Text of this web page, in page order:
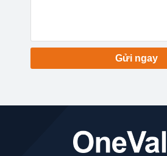
Gửi ngay